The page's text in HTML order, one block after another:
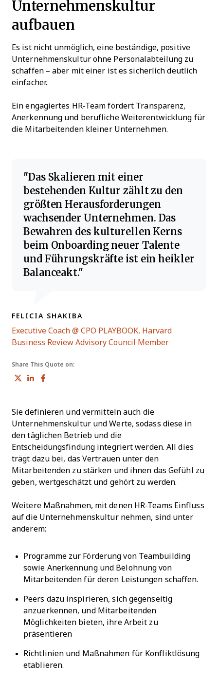
Unternehmenskultur
aufbauen
Es ist nicht unmöglich, eine beständige, positive
Unternehmenskultur ohne Personalabteilung zu
schaffen – aber mit einer ist es sicherlich deutlich
einfacher.
Ein engagiertes HR-Team fördert Transparenz,
Anerkennung und berufliche Weiterentwicklung für
die Mitarbeitenden kleiner Unternehmen.
Das Skalieren mit einer
bestehenden Kultur zählt zu den
größten Herausforderungen
wachsender Unternehmen. Das
Bewahren des kulturellen Kerns
beim Onboarding neuer Talente
und Führungskräfte ist ein heikler
Balanceakt.
FELICIA SHAKIBA
Executive Coach @ CPO PLAYBOOK, Harvard
Business Review Advisory Council MemberOpens new
Share This Quote on:
Share on Twitter
Share on LinkedIn
Sie definieren und vermitteln auch die
Unternehmenskultur und Werte, sodass diese in
den täglichen Betrieb und die
Entscheidungsfindung integriert werden. All dies
trägt dazu bei, das Vertrauen unter den
Mitarbeitenden zu stärken und ihnen das Gefühl zu
geben, wertgeschätzt und gehört zu werden.
Weitere Maßnahmen, mit denen HR-Teams Einfluss
auf die Unternehmenskultur nehmen, sind unter
anderem:
Programme zur Förderung von Teambuilding
sowie Anerkennung und Belohnung von
Mitarbeitenden für deren Leistungen schaffen.
Peers dazu inspirieren, sich gegenseitig
anzuerkennen, und Mitarbeitenden
Möglichkeiten bieten, ihre Arbeit zu
präsentieren
Richtlinien und Maßnahmen für Konfliktlösung
etablieren.